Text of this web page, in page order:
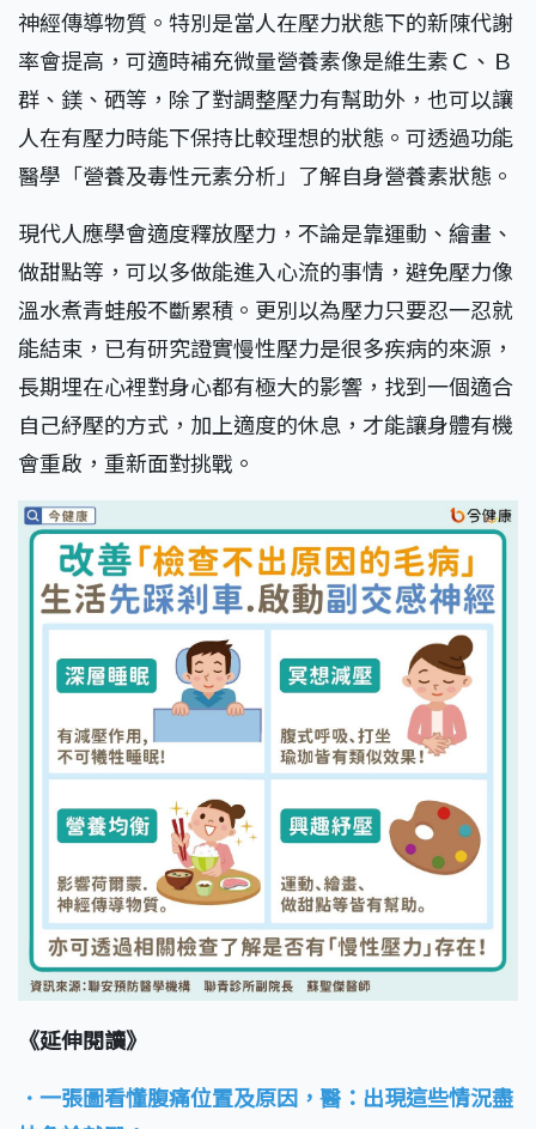
神經傳導物質。特別是當人在壓力狀態下的新陳代謝
率會提高，可適時補充微量營養素像是維生素Ｃ、Ｂ
群、鎂、硒等，除了對調整壓力有幫助外，也可以讓
人在有壓力時能下保持比較理想的狀態。可透過功能
醫學「營養及毒性元素分析」了解自身營養素狀態。
現代人應學會適度釋放壓力，不論是靠運動、繪畫、
做甜點等，可以多做能進入心流的事情，避免壓力像
溫水煮青蛙般不斷累積。更別以為壓力只要忍一忍就
能結束，已有研究證實慢性壓力是很多疾病的來源，
長期埋在心裡對身心都有極大的影響，找到一個適合
自己紓壓的方式，加上適度的休息，才能讓身體有機
會重啟，重新面對挑戰。
《延伸閱讀》
．一張圖看懂腹痛位置及原因，醫：出現這些情況盡